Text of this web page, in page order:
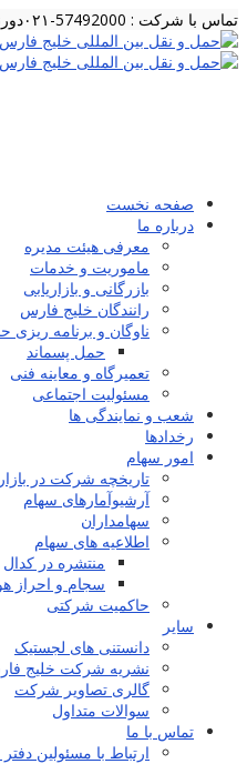
با شرکت : 57492000-۰۲۱
صفحه نخست
درباره ما
معرفی هیئت مدیره
ماموریت و خدمات
بازرگانی و بازاریابی
رانندگان خلیج فارس
ناوگان و برنامه ریزی
حمل پسماند
تعمیرگاه و معاینه فنی
مسئولیت اجتماعی
شعب و نمایندگی ها
رخدادها
امور سهام
تاریخچه شرکت در
آرشیوآمارهای سهام
سهامداران
اطلاعیه های سهام
منتشره در کدال
سجام و احراز
حاکمیت شرکتی
سایر
دانستنی های لجستیک
نشریه شرکت خلیج
گالری تصاویر شرکت
سوالات متداول
تماس با ما
ارتباط با مسئولین دفتر